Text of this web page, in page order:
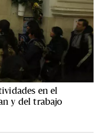
en el
y del trabajo